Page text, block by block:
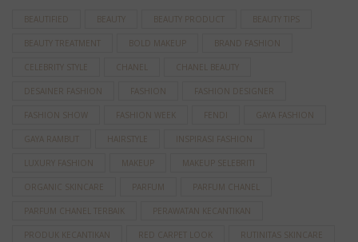
BEAUTIFIED BEAUTY BEAUTY PRODUCT BEAUTY TIPS
BEAUTY TREATMENT BOLD MAKEUP BRAND FASHION
CELEBRITY STYLE CHANEL CHANEL BEAUTY
DESAINER FASHION FASHION FASHION DESIGNER
FASHION SHOW FASHION WEEK FENDI GAYA FASHION
GAYA RAMBUT HAIRSTYLE INSPIRASI FASHION
LUXURY FASHION MAKEUP MAKEUP SELEBRITI
ORGANIC SKINCARE PARFUM PARFUM CHANEL
PARFUM CHANEL TERBAIK PERAWATAN KECANTIKAN
PRODUK KECANTIKAN RED CARPET LOOK RUTINITAS SKINCARE